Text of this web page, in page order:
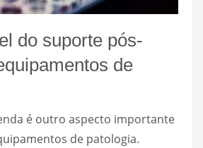
do suporte pós-
de
é outro aspecto importante
de patologia.